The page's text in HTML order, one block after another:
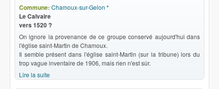
Commune: Chamoux-sur-Gelon *
Le Calvaire
vers 1520 ?
On ignore la provenance de ce groupe conservé aujourd'hui dans
l'église saint-Martin de Chamoux.
Il semble présent dans l'église saint-Martin (sur la tribune) lors du
trop vague inventaire de 1906, mais rien n'est sûr.
Lire la suite